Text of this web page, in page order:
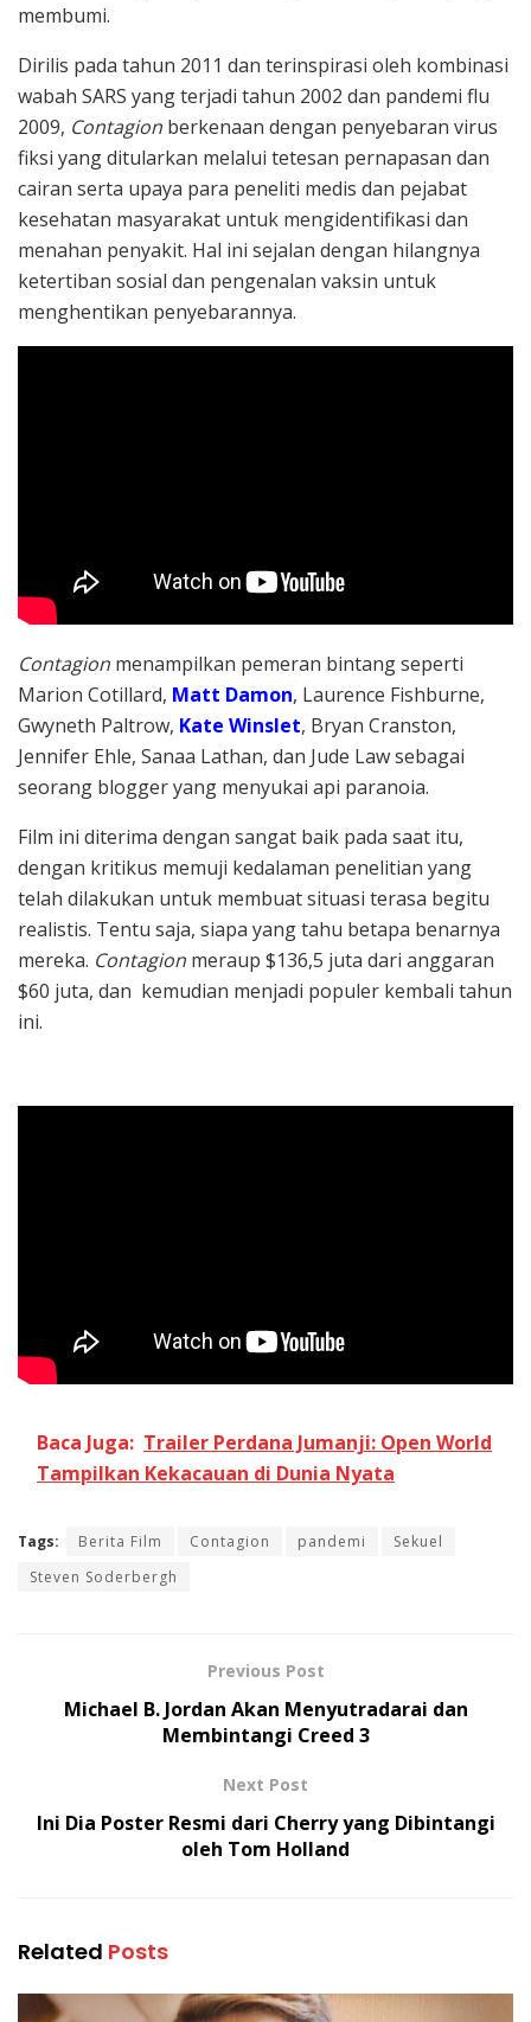
membumi.
Dirilis pada tahun 2011 dan terinspirasi oleh kombinasi
wabah SARS yang terjadi tahun 2002 dan pandemi flu
2009, Contagion berkenaan dengan penyebaran virus
fiksi yang ditularkan melalui tetesan pernapasan dan
cairan serta upaya para peneliti medis dan pejabat
kesehatan masyarakat untuk mengidentifikasi dan
menahan penyakit. Hal ini sejalan dengan hilangnya
ketertiban sosial dan pengenalan vaksin untuk
menghentikan penyebarannya.
Contagion menampilkan pemeran bintang seperti
Marion Cotillard, Matt Damon, Laurence Fishburne,
Gwyneth Paltrow, Kate Winslet, Bryan Cranston,
Jennifer Ehle, Sanaa Lathan, dan Jude Law sebagai
seorang blogger yang menyukai api paranoia.
Film ini diterima dengan sangat baik pada saat itu,
dengan kritikus memuji kedalaman penelitian yang
telah dilakukan untuk membuat situasi terasa begitu
realistis. Tentu saja, siapa yang tahu betapa benarnya
mereka. Contagion meraup $136,5 juta dari anggaran
$60 juta, dan kemudian menjadi populer kembali tahun
ini.
Baca Juga: Trailer Perdana Jumanji: Open World
Tampilkan Kekacauan di Dunia Nyata
Tags: Berita Film Contagion pandemi
Sekuel
Steven Soderbergh
Previous Post
Michael B. Jordan Akan Menyutradarai dan
Membintangi Creed 3
Next Post
Ini Dia Poster Resmi dari Cherry yang Dibintangi
oleh Tom Holland
Related Posts